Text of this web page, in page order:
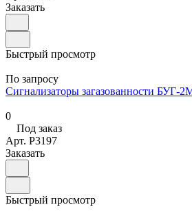
Заказать
Быстрый просмотр
По запросу
Сигнализаторы загазованности БУГ-
0
Под заказ
Арт. P3197
Заказать
Быстрый просмотр